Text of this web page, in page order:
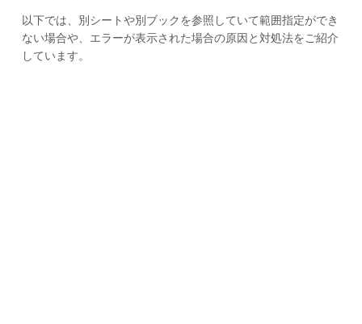
以下では、別シートや別ブックを参照していて範囲指定ができ
ない場合や、エラーが表示された場合の原因と対処法をご紹介
しています。